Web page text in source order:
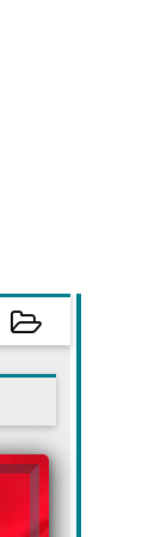
2021-12-14 10:56:19